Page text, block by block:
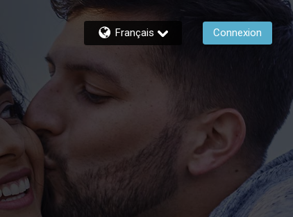
Français Connexion